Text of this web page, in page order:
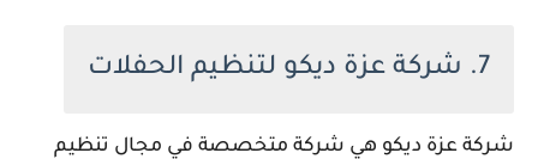
7. شركة عزة ديكو لتنظيم الحفلات
شركة عزة ديكو هي شركة متخصصة في مجال تنظيم